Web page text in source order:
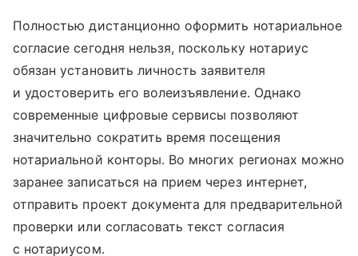
Полностью дистанционно оформить нотариальное
согласие сегодня нельзя, поскольку нотариус
обязан установить личность заявителя
и удостоверить его волеизъявление. Однако
современные цифровые сервисы позволяют
значительно сократить время посещения
нотариальной конторы. Во многих регионах можно
заранее записаться на прием через интернет,
отправить проект документа для предварительной
проверки или согласовать текст согласия
с нотариусом.